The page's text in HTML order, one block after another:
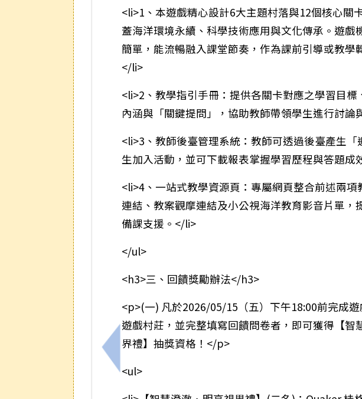
上一筆：兒童文學創作專輯《小黑琵第16輯》徵圖比
<li>1、本遊戲精心設計6大主題村落與12個核心關
蓋海洋環境永續、科學技術應用與文化傳承。遊戲
簡單，能流暢融入課堂節奏，作為課前引導或教學
</li>
<li>2、教學指引手冊：提供各關卡對應之學習目標
內涵與「關鍵提問」，協助教師帶領學生進行討論
<li>3、教師後臺管理系統：教師可透過後臺產生「
生加入活動，並可下載報表掌握學習歷程與答題成
<li>4、一站式教學資源頁：專屬網頁整合前述兩項
連結、教案觀摩連結及小公視海洋教育影音片單，
備課支援。</li>
</ul>
<h3>三、回饋獎勵辦法</h3>
<p>(一) 凡於2026/05/15（五）下午18:00前完成
遊戲村莊，並完整填寫回饋問卷者，即可獲得【智
界禮】抽獎資格！</p>
<ul>